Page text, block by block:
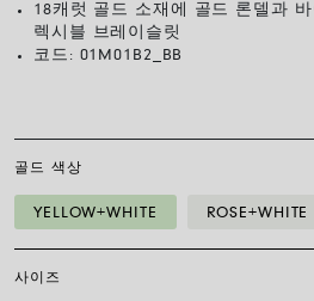
18캐럿 골드 소재에 골드 론델과
렉시블 브레이슬릿
코드: 01M01B2_BB
골드 색상
YELLOW+WHITE ROSE+WHITE
사이즈